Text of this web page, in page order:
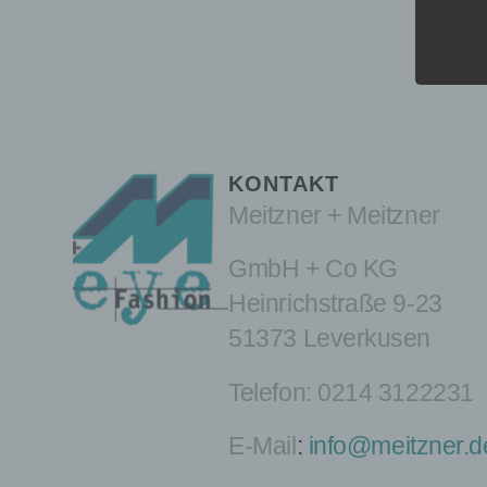
KONTAKT
Meitzner + Meitzner
GmbH + Co KG
Heinrichstraße 9-23
51373 Leverkusen
Telefon: 0214 3122231
E-Mail: